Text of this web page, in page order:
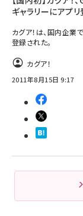
ギャラリーにアプ
カグア！は、国内
登録された。
カグア！
2011年8月15日 9:17